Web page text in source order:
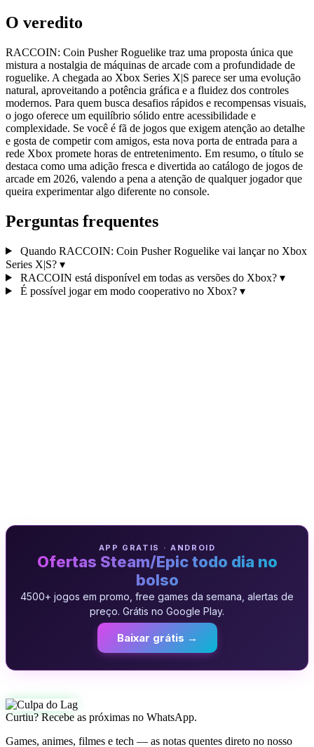
O veredito
RACCOIN: Coin Pusher Roguelike traz uma proposta única que
mistura a nostalgia de máquinas de arcade com a profundidade de
roguelike. A chegada ao Xbox Series X|S parece ser uma evolução
natural, aproveitando a potência gráfica e a fluidez dos controles
modernos. Para quem busca desafios rápidos e recompensas visuais,
o jogo oferece um equilíbrio sólido entre acessibilidade e
complexidade. Se você é fã de jogos que exigem atenção ao detalhe
e gosta de competir com amigos, esta nova porta de entrada para a
rede Xbox promete horas de entretenimento. Em resumo, o título se
destaca como uma adição fresca e divertida ao catálogo de jogos de
arcade em 2026, valendo a pena a atenção de qualquer jogador que
queira experimentar algo diferente no console.
Perguntas frequentes
Quando RACCOIN: Coin Pusher Roguelike vai lançar no Xbox
Series X|S? ▾
RACCOIN está disponível em todas as versões do Xbox? ▾
É possível jogar em modo cooperativo no Xbox? ▾
APP GRATIS · ANDROID
Ofertas Steam/Epic todo dia no
bolso
4500+ jogos em promo, free games da semana, alertas de
preço. Grátis no Google Play.
Baixar grátis →
Curtiu? Recebe as próximas no WhatsApp.
Games, animes, filmes e tech — as notas quentes direto no nosso